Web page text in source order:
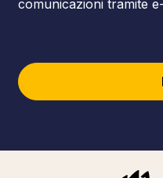
comunicazioni tramite